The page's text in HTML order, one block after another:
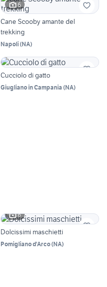
6
Cane Scooby amante del
trekking
Napoli(NA)
Cucciolo di gatto
Giugliano in Campania (NA)
6
Dolcissimi maschietti
Pomigliano d'Arco(NA)